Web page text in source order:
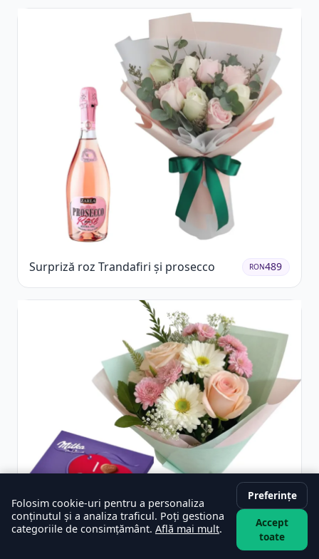
Surpriză roz Trandafiri și prosecco RON489
Folosim cookie-uri pentru a personaliza
conținutul și a analiza traficul. Poți gestiona
categoriile de consimțământ. Află mai mult.
Preferințe
Accept
toate